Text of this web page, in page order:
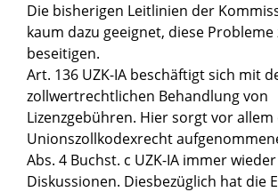
Die bisherigen Leitlinien der
kaum dazu geeignet, diese Probleme
beseitigen.
Art. 136 UZK-IA beschäftigt sich mit
zollwertrechtlichen Behandlung von
Lizenzgebühren. Hier sorgt vor
Unionszollkodexrecht
Abs. 4 Buchst. c UZK-IA immer
Diskussionen. Diesbezüglich hat die